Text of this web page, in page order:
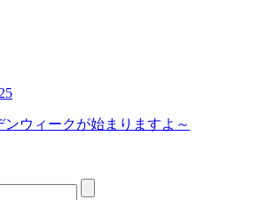
ンウィークが始まりますよ～